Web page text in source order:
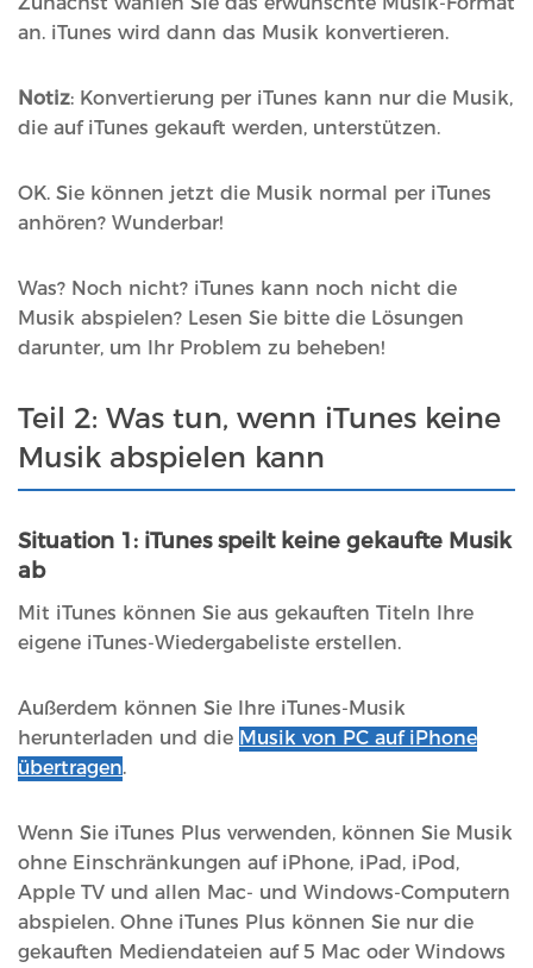
an. iTunes wird dann das Musik konvertieren.
Notiz: Konvertierung per iTunes kann nur die Musik,
die auf iTunes gekauft werden, unterstützen.
OK. Sie können jetzt die Musik normal per iTunes
anhören? Wunderbar!
Was? Noch nicht? iTunes kann noch nicht die
Musik abspielen? Lesen Sie bitte die Lösungen
darunter, um Ihr Problem zu beheben!
Teil 2: Was tun, wenn iTunes keine
Musik abspielen kann
Situation 1: iTunes speilt keine gekaufte Musik
ab
Mit iTunes können Sie aus gekauften Titeln Ihre
eigene iTunes-Wiedergabeliste erstellen.
Außerdem können Sie Ihre iTunes-Musik
herunterladen und die Musik von PC auf iPhone
übertragen.
Wenn Sie iTunes Plus verwenden, können Sie Musik
ohne Einschränkungen auf iPhone, iPad, iPod,
Apple TV und allen Mac- und Windows-Computern
abspielen. Ohne iTunes Plus können Sie nur die
gekauften Mediendateien auf 5 Mac oder Windows